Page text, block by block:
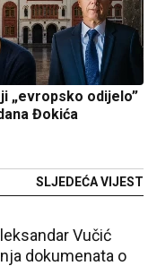
„evropsko odijelo”
Đokića
SLJEDEĆA VIJEST
Vučić
dokumenata o